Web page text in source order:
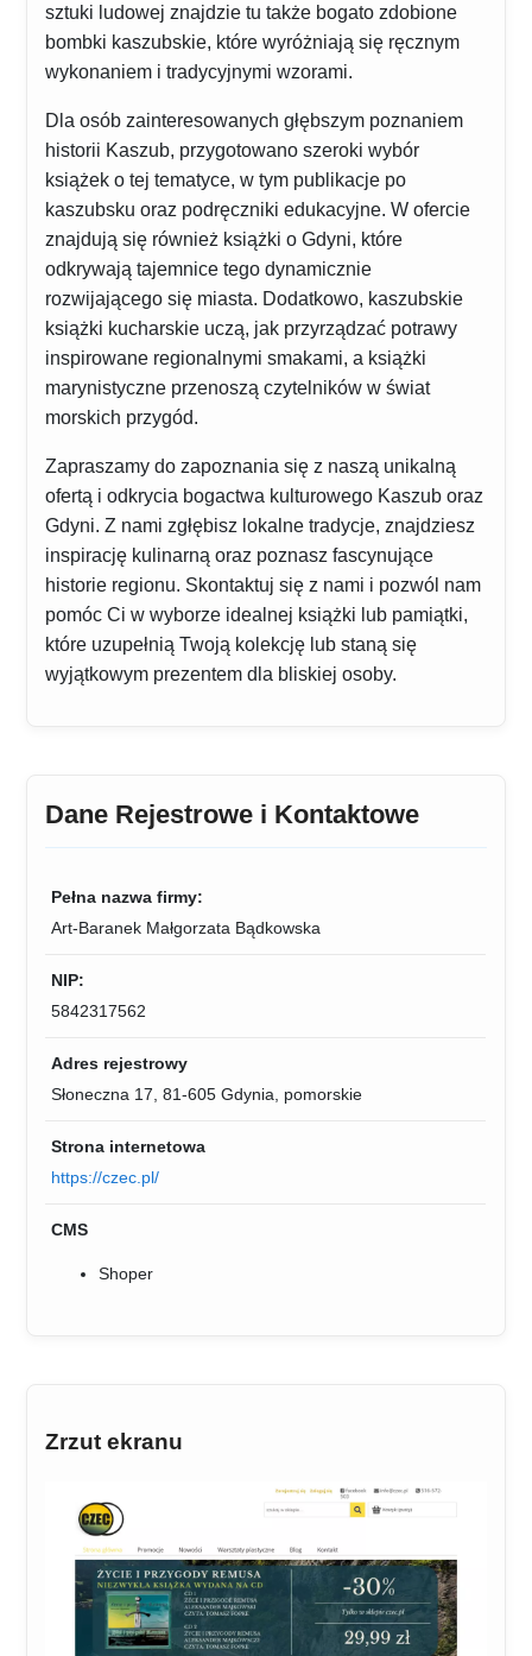
sztuki ludowej znajdzie tu także bogato zdobione
bombki kaszubskie, które wyróżniają się ręcznym
wykonaniem i tradycyjnymi wzorami.
Dla osób zainteresowanych głębszym poznaniem
historii Kaszub, przygotowano szeroki wybór
książek o tej tematyce, w tym publikacje po
kaszubsku oraz podręczniki edukacyjne. W ofercie
znajdują się również książki o Gdyni, które
odkrywają tajemnice tego dynamicznie
rozwijającego się miasta. Dodatkowo, kaszubskie
książki kucharskie uczą, jak przyrządzać potrawy
inspirowane regionalnymi smakami, a książki
marynistyczne przenoszą czytelników w świat
morskich przygód.
Zapraszamy do zapoznania się z naszą unikalną
ofertą i odkrycia bogactwa kulturowego Kaszub oraz
Gdyni. Z nami zgłębisz lokalne tradycje, znajdziesz
inspirację kulinarną oraz poznasz fascynujące
historie regionu. Skontaktuj się z nami i pozwól nam
pomóc Ci w wyborze idealnej książki lub pamiątki,
które uzupełnią Twoją kolekcję lub staną się
wyjątkowym prezentem dla bliskiej osoby.
Dane Rejestrowe i Kontaktowe
Pełna nazwa firmy:
Art-Baranek Małgorzata Bądkowska
NIP:
5842317562
Adres rejestrowy
Słoneczna 17, 81-605 Gdynia, pomorskie
Strona internetowa
https://czec.pl/
CMS
Shoper
Zrzut ekranu